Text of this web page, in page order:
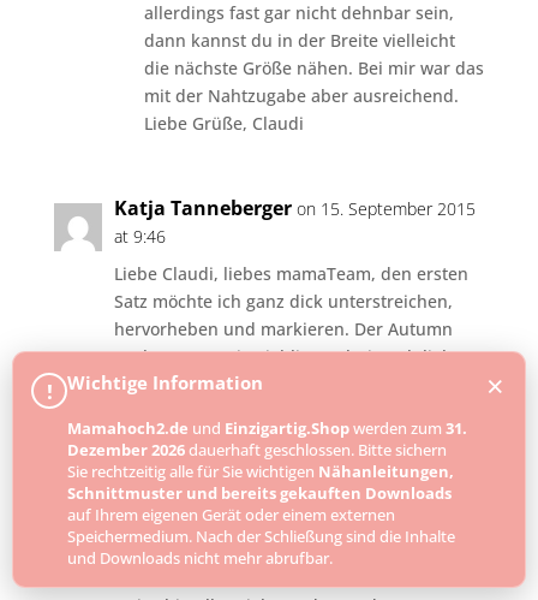
allerdings fast gar nicht dehnbar sein,
dann kannst du in der Breite vielleicht
die nächste Größe nähen. Bei mir war das
mit der Nahtzugabe aber ausreichend.
Liebe Grüße, Claudi
Katja Tanneberger on 15. September 2015
at 9:46
Liebe Claudi, liebes mamaTeam, den ersten
Satz möchte ich ganz dick unterstreichen,
hervorheben und markieren. Der Autumn
Rockers IST mein Lieblingsschnitt. Ich liebe
die Veränderungen die man mit dem Schnitt
über neue Anregungen und Ideen, wie es
dieses kleine Tutorial zeigt. Es gibt auch für
mich immer noch kleine Kniffe und Tricks die
ich gern mitnehme, auch wenn es sich “nur”
um eine kleine Brusttasche handelt. Lieben
! Wichtige Information
Mamahoch2.de und Einzigartig.Shopwerden zum 31.
Dezember 2026dauerhaft geschlossen. Bitte sichern
Sie rechtzeitig alle für Sie wichtigen Nähanleitungen,
Schnittmuster und bereits gekauften Downloads
auf Ihrem eigenen Gerät oder einem externen
Speichermedium. Nach der Schließung sind die Inhalte
und Downloads nicht mehr abrufbar.
×